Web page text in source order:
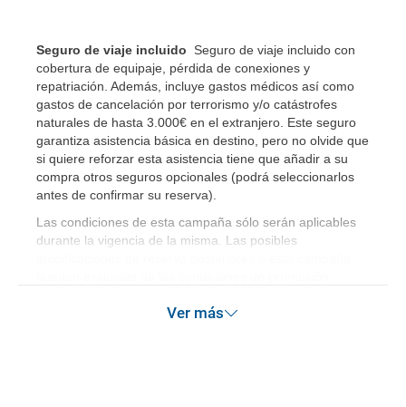
Seguro de viaje incluido
Seguro de viaje incluido con
cobertura de equipaje, pérdida de conexiones y
repatriación. Además, incluye gastos médicos así como
gastos de cancelación por terrorismo y/o catástrofes
naturales de hasta 3.000€ en el extranjero. Este seguro
garantiza asistencia básica en destino, pero no olvide que
si quiere reforzar esta asistencia tiene que añadir a su
compra otros seguros opcionales (podrá seleccionarlos
antes de confirmar su reserva)
Las condiciones de esta campaña sólo serán aplicables
durante la vigencia de la misma. Las posibles
Ver más